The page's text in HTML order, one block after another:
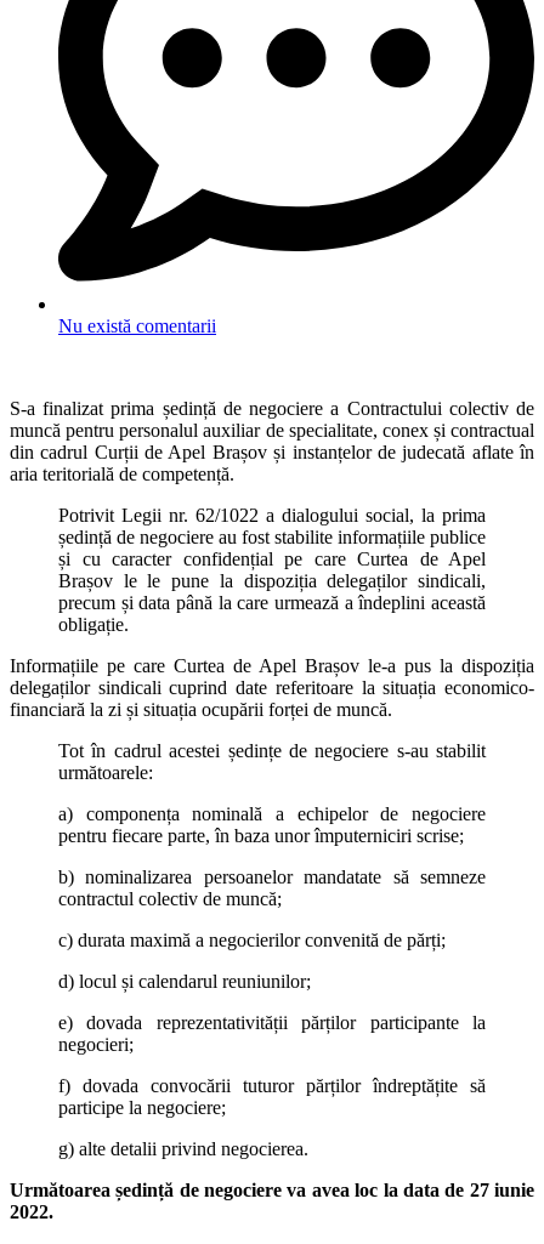
Nu există comentarii
S-a finalizat prima ședință de negociere a Contractului colectiv de
muncă pentru personalul auxiliar de specialitate, conex și contractual
din cadrul Curții de Apel Brașov și instanțelor de judecată aflate în
aria teritorială de competență.
Potrivit Legii nr. 62/1022 a dialogului social, la prima
ședință de negociere au fost stabilite informațiile publice
și cu caracter confidențial pe care Curtea de Apel
Brașov le le pune la dispoziția delegaților sindicali,
precum și data până la care urmează a îndeplini această
obligație.
Informațiile pe care Curtea de Apel Brașov le-a pus la dispoziția
delegaților sindicali cuprind date referitoare la situația economico-
financiară la zi și situația ocupării forței de muncă.
Tot în cadrul acestei ședințe de negociere s-au stabilit
următoarele:
a) componența nominală a echipelor de negociere
pentru fiecare parte, în baza unor împuterniciri scrise;
b) nominalizarea persoanelor mandatate să semneze
contractul colectiv de muncă;
c) durata maximă a negocierilor convenită de părți;
d) locul și calendarul reuniunilor;
e) dovada reprezentativității părților participante la
negocieri;
f) dovada convocării tuturor părților îndreptățite să
participe la negociere;
g) alte detalii privind negocierea.
Următoarea ședință de negociere va avea loc la data de 27 iunie
2022.